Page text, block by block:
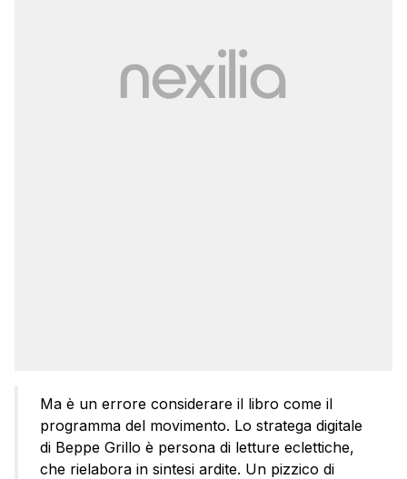
Ma è un errore considerare il libro come il
programma del movimento. Lo stratega digitale
di Beppe Grillo è persona di letture eclettiche,
che rielabora in sintesi ardite. Un pizzico di